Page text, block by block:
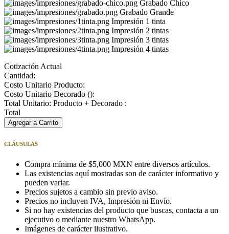
Grabado Chico
Grabado Grande
Impresión 1 tinta
Impresión 2 tintas
Impresión 3 tintas
Impresión 4 tintas
Cotización Actual
Cantidad:
Costo Unitario Producto:
Costo Unitario Decorado ():
Total Unitario: Producto + Decorado :
Total
Agregar a Carrito
CLÁUSULAS
Compra mínima de $5,000 MXN entre diversos artículos.
Las existencias aquí mostradas son de carácter informativo y
pueden variar.
Precios sujetos a cambio sin previo aviso.
Precios no incluyen IVA, Impresión ni Envío.
Si no hay existencias del producto que buscas, contacta a un
ejecutivo o mediante nuestro WhatsApp.
Imágenes de carácter ilustrativo.